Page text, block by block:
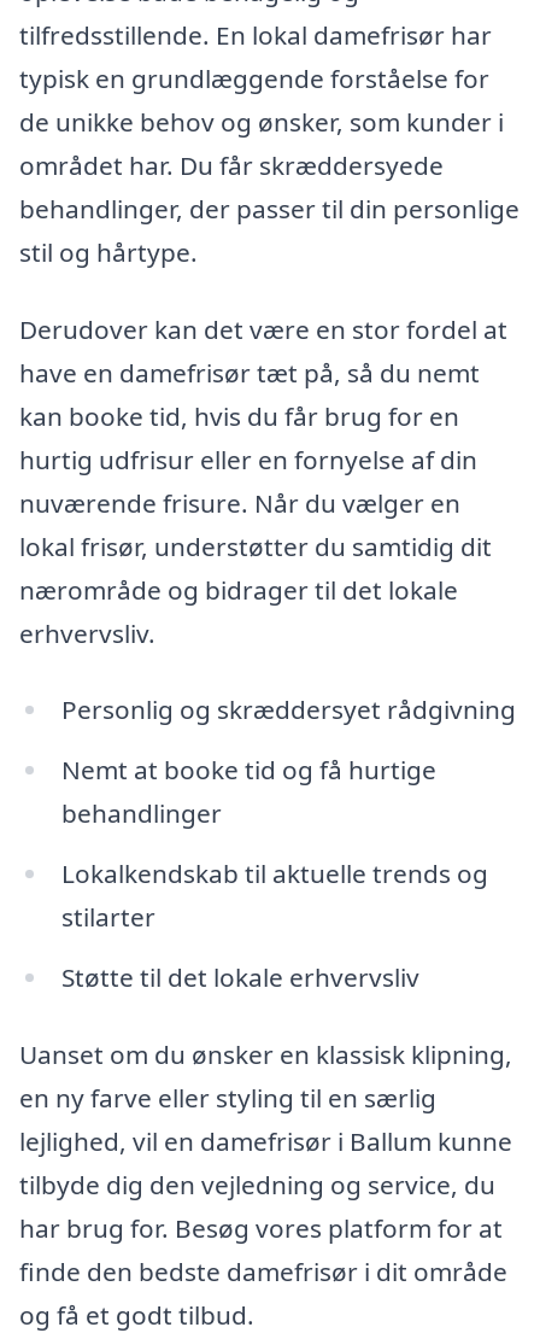
tilfredsstillende. En lokal damefrisør har
typisk en grundlæggende forståelse for
de unikke behov og ønsker, som kunder i
området har. Du får skræddersyede
behandlinger, der passer til din personlige
stil og hårtype.
Derudover kan det være en stor fordel at
have en damefrisør tæt på, så du nemt
kan booke tid, hvis du får brug for en
hurtig udfrisur eller en fornyelse af din
nuværende frisure. Når du vælger en
lokal frisør, understøtter du samtidig dit
nærområde og bidrager til det lokale
erhvervsliv.
Personlig og skræddersyet rådgivning
Nemt at booke tid og få hurtige
behandlinger
Lokalkendskab til aktuelle trends og
stilarter
Støtte til det lokale erhvervsliv
Uanset om du ønsker en klassisk klipning,
en ny farve eller styling til en særlig
lejlighed, vil en damefrisør i Ballum kunne
tilbyde dig den vejledning og service, du
har brug for. Besøg vores platform for at
finde den bedste damefrisør i dit område
og få et godt tilbud.